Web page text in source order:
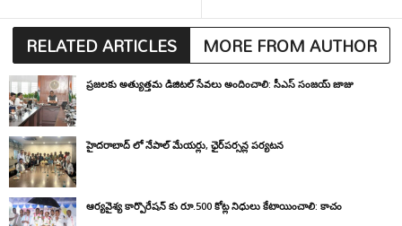
RELATED ARTICLES MORE FROM AUTHOR
ప్రజలకు అత్యుత్తమ డిజిటల్ సేవలు అందించాలి: సీఎస్ సంజయ్ జాజు
హైదరాబాద్ లో నేపాల్ మేయర్లు, ఛైర్‌పర్సన్ల పర్యటన
ఆర్యవైశ్య కార్పొరేషన్ కు రూ.500 కోట్ల నిధులు కేటాయించాలి: కాచం